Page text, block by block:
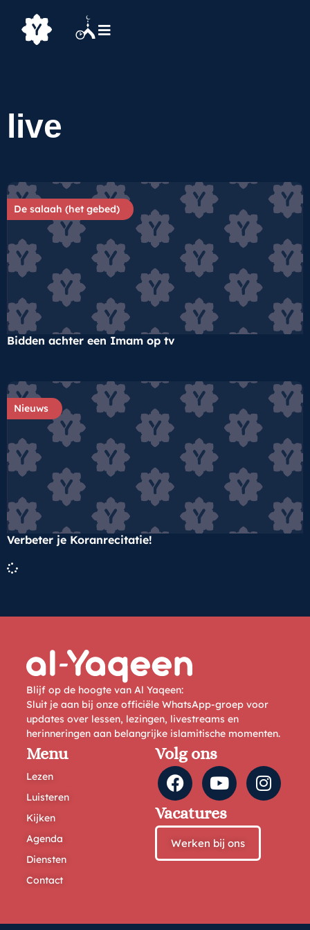
live
De salaah (het gebed)
Bidden achter een Imam op tv
Nieuws
Verbeter je Koranrecitatie!
Blijf op de hoogte van Al Yaqeen:
Sluit je aan bij onze officiële WhatsApp-groep voor
updates over lessen, lezingen, livestreams en
herinneringen aan belangrijke islamitische momenten.
Menu
Lezen
Luisteren
Kijken
Agenda
Diensten
Contact
Volg ons
Vacatures
Werken bij ons